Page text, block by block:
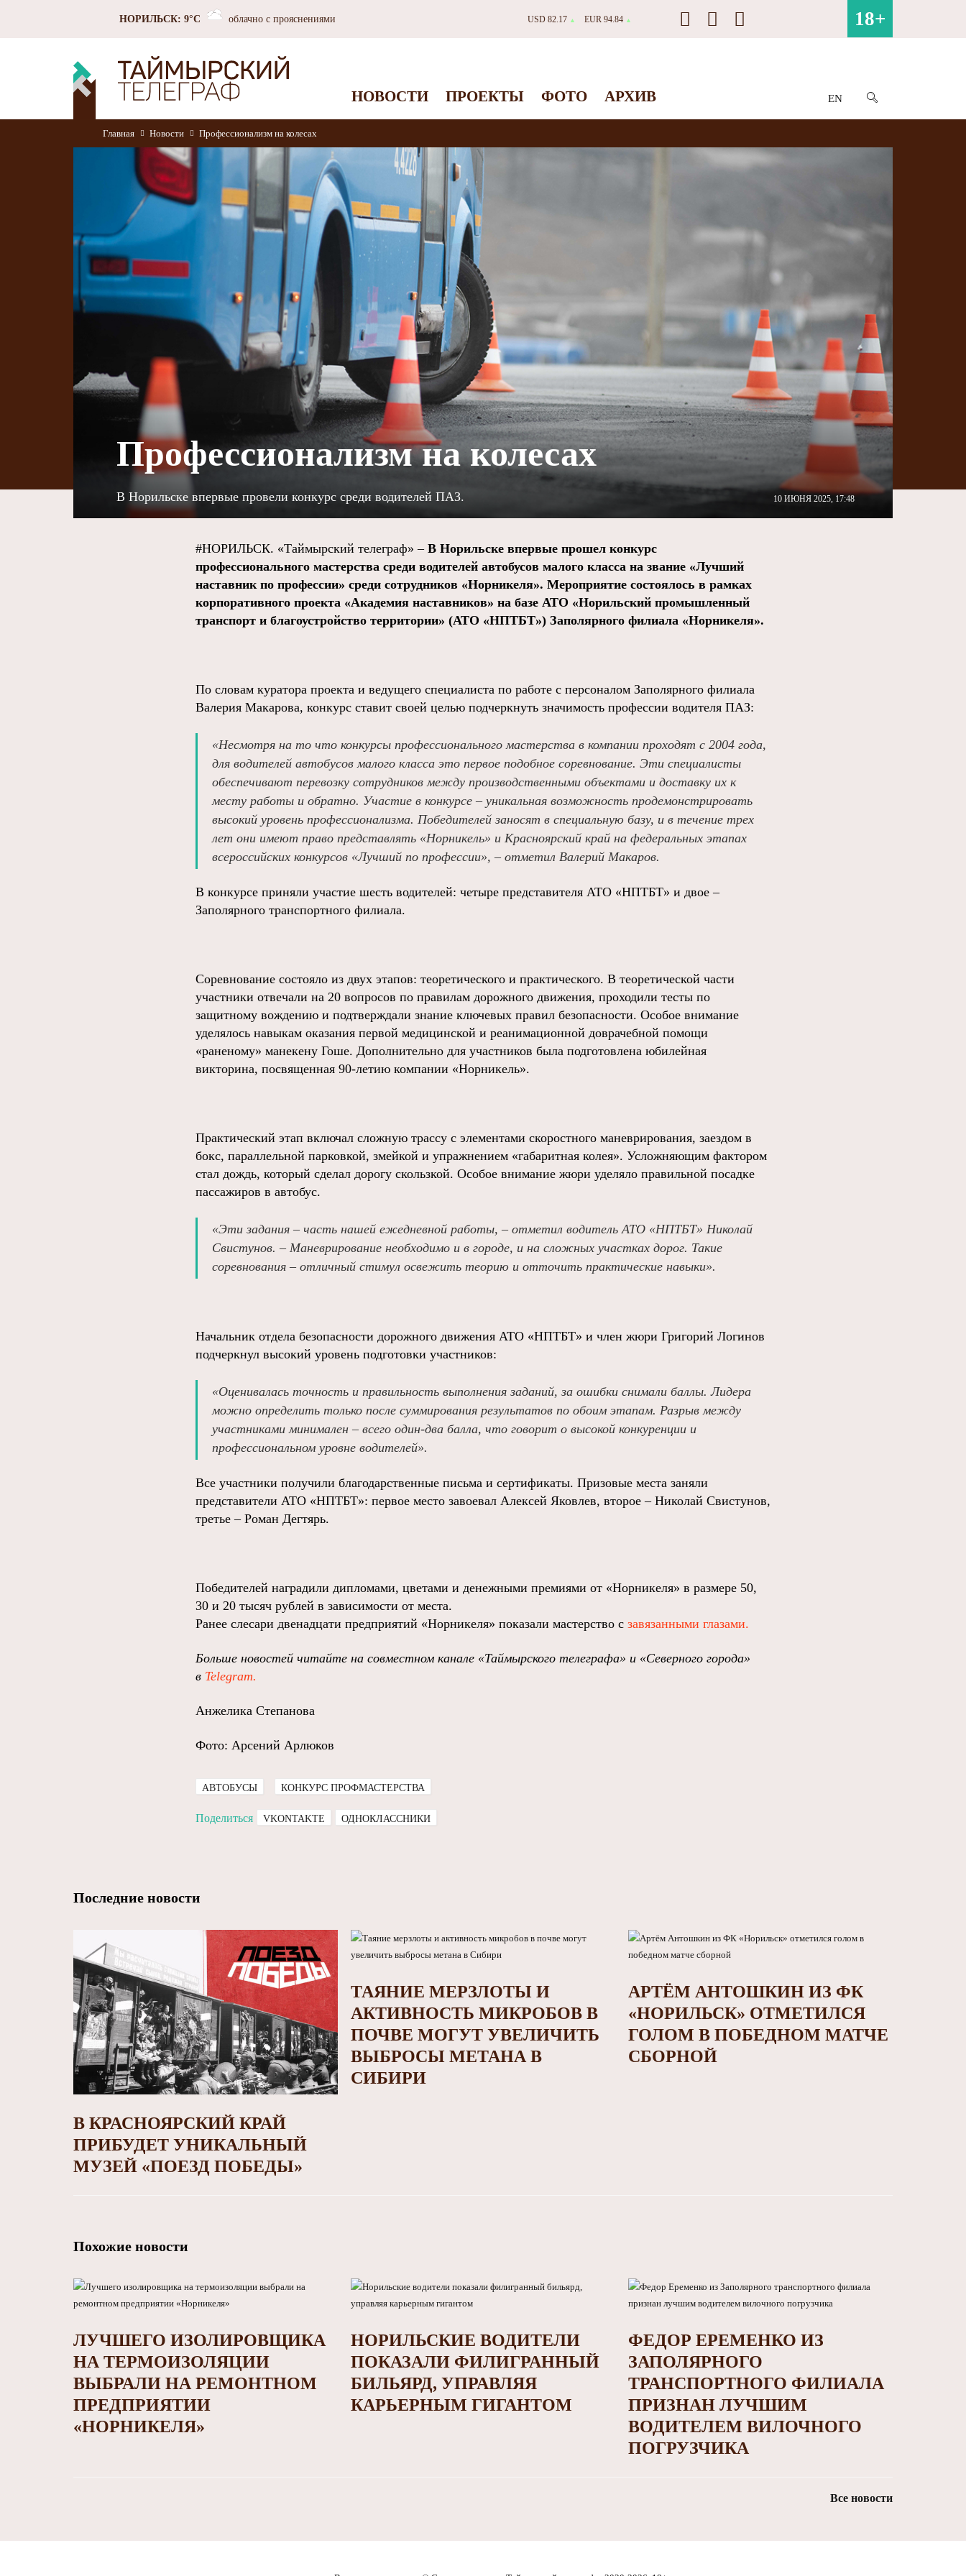
НОРИЛЬСК: 9°C облачно с прояснениями USD 82.17 ▲ EUR 94.84 ▲ 18+
НОВОСТИ ПРОЕКТЫ ФОТО АРХИВ EN
Главная Новости Профессионализм на колесах
Профессионализм на колесах
10 ИЮНЯ 2025, 17:48
В Норильске впервые провели конкурс среди водителей ПАЗ.
#НОРИЛЬСК. «Таймырский телеграф» – В Норильске впервые прошел конкурс
профессионального мастерства среди водителей автобусов малого класса на звание «Лучший
наставник по профессии» среди сотрудников «Норникеля». Мероприятие состоялось в рамках
корпоративного проекта «Академия наставников» на базе АТО «Норильский промышленный
транспорт и благоустройство территории» (АТО «НПТБТ») Заполярного филиала «Норникеля».
По словам куратора проекта и ведущего специалиста по работе с персоналом Заполярного филиала
Валерия Макарова, конкурс ставит своей целью подчеркнуть значимость профессии водителя ПАЗ:
«Несмотря на то что конкурсы профессионального мастерства в компании проходят с 2004 года,
для водителей автобусов малого класса это первое подобное соревнование. Эти специалисты
обеспечивают перевозку сотрудников между производственными объектами и доставку их к
месту работы и обратно. Участие в конкурсе – уникальная возможность продемонстрировать
высокий уровень профессионализма. Победителей заносят в специальную базу, и в течение трех
лет они имеют право представлять «Норникель» и Красноярский край на федеральных этапах
всероссийских конкурсов «Лучший по профессии», – отметил Валерий Макаров.
В конкурсе приняли участие шесть водителей: четыре представителя АТО «НПТБТ» и двое –
Заполярного транспортного филиала.
Соревнование состояло из двух этапов: теоретического и практического. В теоретической части
участники отвечали на 20 вопросов по правилам дорожного движения, проходили тесты по
защитному вождению и подтверждали знание ключевых правил безопасности. Особое внимание
уделялось навыкам оказания первой медицинской и реанимационной доврачебной помощи
«раненому» манекену Гоше. Дополнительно для участников была подготовлена юбилейная
викторина, посвященная 90-летию компании «Норникель».
Практический этап включал сложную трассу с элементами скоростного маневрирования, заездом в
бокс, параллельной парковкой, змейкой и упражнением «габаритная колея». Усложняющим фактором
стал дождь, который сделал дорогу скользкой. Особое внимание жюри уделяло правильной посадке
пассажиров в автобус.
«Эти задания – часть нашей ежедневной работы, – отметил водитель АТО «НПТБТ» Николай
Свистунов. – Маневрирование необходимо и в городе, и на сложных участках дорог. Такие
соревнования – отличный стимул освежить теорию и отточить практические навыки».
Начальник отдела безопасности дорожного движения АТО «НПТБТ» и член жюри Григорий Логинов
подчеркнул высокий уровень подготовки участников:
«Оценивалась точность и правильность выполнения заданий, за ошибки снимали баллы. Лидера
можно определить только после суммирования результатов по обоим этапам. Разрыв между
участниками минимален – всего один-два балла, что говорит о высокой конкуренции и
профессиональном уровне водителей».
Все участники получили благодарственные письма и сертификаты. Призовые места заняли
представители АТО «НПТБТ»: первое место завоевал Алексей Яковлев, второе – Николай Свистунов,
третье – Роман Дегтярь.
Победителей наградили дипломами, цветами и денежными премиями от «Норникеля» в размере 50,
30 и 20 тысяч рублей в зависимости от места.
Ранее слесари двенадцати предприятий «Норникеля» показали мастерство с завязанными глазами.
Больше новостей читайте на совместном канале «Таймырского телеграфа» и «Северного города»
в Telegram.
Анжелика Степанова
Фото: Арсений Арлюков
АВТОБУСЫ КОНКУРС ПРОФМАСТЕРСТВА
Поделиться VKONTAKTE ОДНОКЛАССНИКИ
Последние новости
В КРАСНОЯРСКИЙ КРАЙ
ПРИБУДЕТ УНИКАЛЬНЫЙ
МУЗЕЙ «ПОЕЗД ПОБЕДЫ»
ТАЯНИЕ МЕРЗЛОТЫ И
АКТИВНОСТЬ МИКРОБОВ В
ПОЧВЕ МОГУТ УВЕЛИЧИТЬ
ВЫБРОСЫ МЕТАНА В
СИБИРИ
АРТЁМ АНТОШКИН ИЗ ФК
«НОРИЛЬСК» ОТМЕТИЛСЯ
ГОЛОМ В ПОБЕДНОМ МАТЧЕ
СБОРНОЙ
Похожие новости
ЛУЧШЕГО ИЗОЛИРОВЩИКА
НА ТЕРМОИЗОЛЯЦИИ
ВЫБРАЛИ НА РЕМОНТНОМ
ПРЕДПРИЯТИИ
«НОРНИКЕЛЯ»
НОРИЛЬСКИЕ ВОДИТЕЛИ
ПОКАЗАЛИ ФИЛИГРАННЫЙ
БИЛЬЯРД, УПРАВЛЯЯ
КАРЬЕРНЫМ ГИГАНТОМ
ФЕДОР ЕРЕМЕНКО ИЗ
ЗАПОЛЯРНОГО
ТРАНСПОРТНОГО ФИЛИАЛА
ПРИЗНАН ЛУЧШИМ
ВОДИТЕЛЕМ ВИЛОЧНОГО
ПОГРУЗЧИКА
Все новости